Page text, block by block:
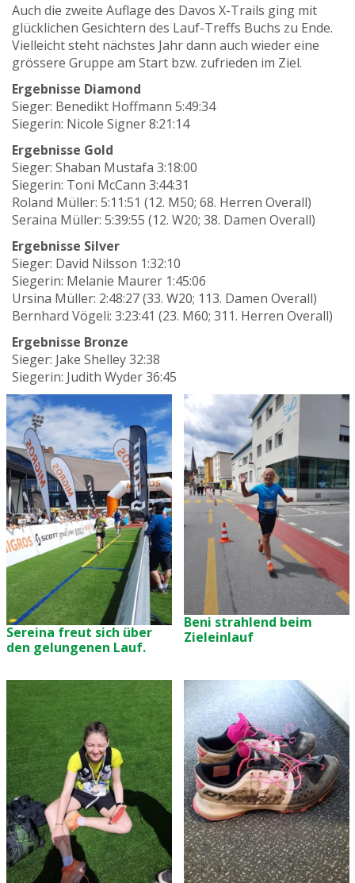
Auch die zweite Auflage des Davos X-Trails ging mit
glücklichen Gesichtern des Lauf-Treffs Buchs zu Ende.
Vielleicht steht nächstes Jahr dann auch wieder eine
grössere Gruppe am Start bzw. zufrieden im Ziel.
Ergebnisse Diamond
Sieger: Benedikt Hoffmann 5:49:34
Siegerin: Nicole Signer 8:21:14
Ergebnisse Gold
Sieger: Shaban Mustafa 3:18:00
Siegerin: Toni McCann 3:44:31
Roland Müller: 5:11:51 (12. M50; 68. Herren Overall)
Seraina Müller: 5:39:55 (12. W20; 38. Damen Overall)
Ergebnisse Silver
Sieger: David Nilsson 1:32:10
Siegerin: Melanie Maurer 1:45:06
Ursina Müller: 2:48:27 (33. W20; 113. Damen Overall)
Bernhard Vögeli: 3:23:41 (23. M60; 311. Herren Overall)
Ergebnisse Bronze
Sieger: Jake Shelley 32:38
Siegerin: Judith Wyder 36:45
Sereina freut sich über
den gelungenen Lauf.
Beni strahlend beim
Zieleinlauf